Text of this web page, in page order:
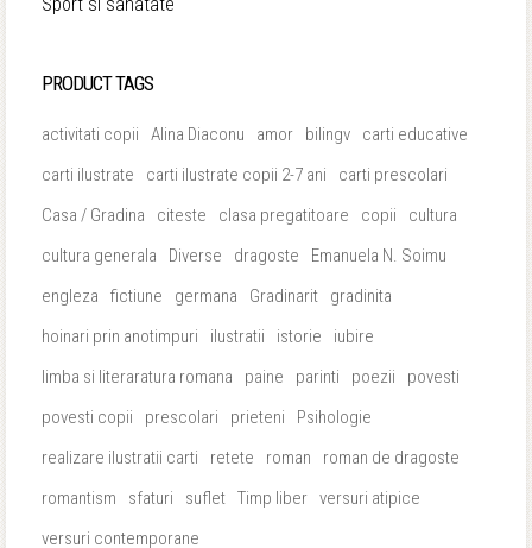
PRODUCT TAGS
activitati copii Alina Diaconu amor bilingv
carti educative
carti ilustrate
carti ilustrate copii 2-7 ani
carti prescolari
Casa / Gradina
citeste clasa pregatitoare copii
cultura
cultura generala
Diverse dragoste
Emanuela N. Soimu
engleza
fictiune germana Gradinarit
gradinita
hoinari prin anotimpuri
ilustratii istorie
iubire
limba si literaratura romana
paine parinti poezii
povesti
povesti copii
prescolari prieteni
Psihologie
realizare ilustratii carti
retete roman
roman de dragoste
romantism
sfaturi suflet Timp liber versuri atipice
versuri contemporane